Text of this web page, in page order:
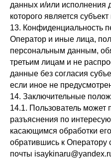
данных и/или исполнения
которого является
13. Конфиденциальность
Оператор и иные лица,
персональным данным,
третьим лицам и не
данные без согласия
если иное не
14. Заключительные
14.1. Пользователь может
разъяснения по
касающимся обработки
обратившись к
почты